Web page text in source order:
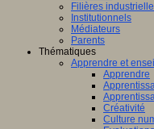
Filières
Institutionnels
Médiateurs
Parents
Thématiques
Apprendre et
Apprendre
Créativité
Culture